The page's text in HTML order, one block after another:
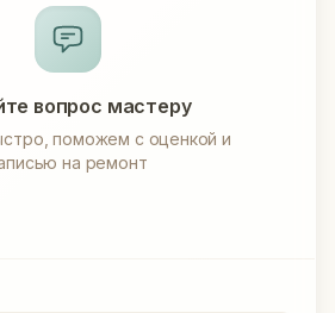
вопрос мастеру
поможем с оценкой и
на ремонт